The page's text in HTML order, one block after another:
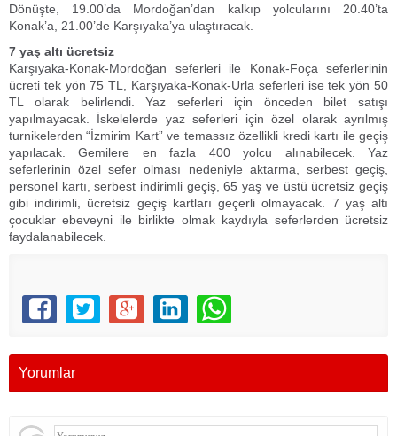
Dönüşte, 19.00’da Mordoğan’dan kalkıp yolcularını 20.40’ta
Konak’a, 21.00’de Karşıyaka’ya ulaştıracak.
7 yaş altı ücretsiz
Karşıyaka-Konak-Mordoğan seferleri ile Konak-Foça seferlerinin
ücreti tek yön 75 TL, Karşıyaka-Konak-Urla seferleri ise tek yön 50
TL olarak belirlendi. Yaz seferleri için önceden bilet satışı
yapılmayacak. İskelelerde yaz seferleri için özel olarak ayrılmış
turnikelerden “İzmirim Kart” ve temassız özellikli kredi kartı ile geçiş
yapılacak. Gemilere en fazla 400 yolcu alınabilecek. Yaz
seferlerinin özel sefer olması nedeniyle aktarma, serbest geçiş,
personel kartı, serbest indirimli geçiş, 65 yaş ve üstü ücretsiz geçiş
gibi indirimli, ücretsiz geçiş kartları geçerli olmayacak. 7 yaş altı
çocuklar ebeveyni ile birlikte olmak kaydıyla seferlerden ücretsiz
faydalanabilecek.
Yorumlar